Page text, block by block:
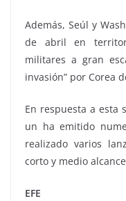
Además, Seúl y
de abril en
militares a gran
invasión” por Corea
En respuesta a esta
un ha emitido
realizado varios
corto y medio
EFE